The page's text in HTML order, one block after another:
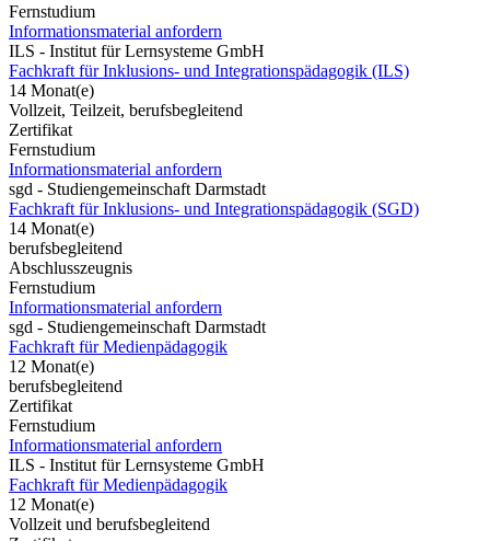
Fernstudium
Informationsmaterial anfordern
ILS - Institut für Lernsysteme GmbH
Fachkraft für Inklusions- und Integrationspädagogik (ILS)
14 Monat(e)
Vollzeit, Teilzeit, berufsbegleitend
Zertifikat
Fernstudium
Informationsmaterial anfordern
sgd - Studiengemeinschaft Darmstadt
Fachkraft für Inklusions- und Integrationspädagogik (SGD)
14 Monat(e)
berufsbegleitend
Abschlusszeugnis
Fernstudium
Informationsmaterial anfordern
sgd - Studiengemeinschaft Darmstadt
Fachkraft für Medienpädagogik
12 Monat(e)
berufsbegleitend
Zertifikat
Fernstudium
Informationsmaterial anfordern
ILS - Institut für Lernsysteme GmbH
Fachkraft für Medienpädagogik
12 Monat(e)
Vollzeit und berufsbegleitend